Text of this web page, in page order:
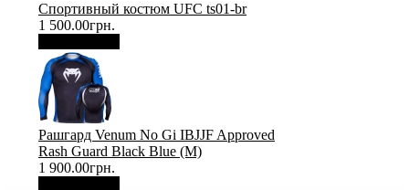
Спортивный костюм UFC ts01-br
1 500.00грн.
Рашгард Venum No Gi IBJJF Approved
Rash Guard Black Blue (М)
1 900.00грн.